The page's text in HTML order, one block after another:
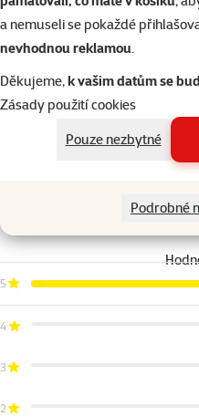
a nemuseli se pokaždé
nevhodnou reklamou.
Děkujeme,k vašim datům se
Zásady použití cookies
Pouze nezbytné
Podrobné
Obsah: 2l
Objem
2 l
Barva
Multicolor
Tvar akvária
Klasické
Marina
015561133500
5
4
3
2